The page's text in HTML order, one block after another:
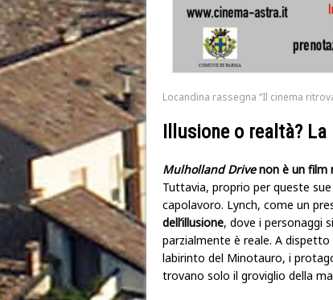
Locandina rassegna “Il cinema
Illusione o realtà?
Mulholland Drivenon è un film
Tuttavia, proprio per queste
capolavoro. Lynch, come un
dell’illusione, dove i personaggi
parzialmente è reale. A
labirinto del Minotauro, i
trovano solo il groviglio della